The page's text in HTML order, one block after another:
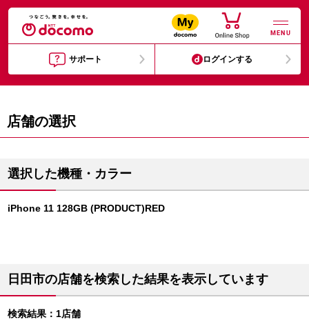
MENU
サポート ログインする
店舗の選択
選択した機種・カラー
iPhone 11 128GB (PRODUCT)RED
日田市の店舗を検索した結果を表示しています
検索結果：1店舗